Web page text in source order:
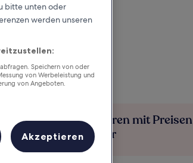
Mehr sparen mit
Mitglieder
bitte unten oder
werden unseren
Speichern von oder
von Werbeleistung und
von Angeboten.
Akzeptieren